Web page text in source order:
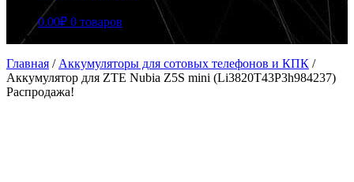
0.00₽ 0 товаров
Главная / Аккумуляторы для сотовых телефонов и КПК /
Аккумулятор для ZTE Nubia Z5S mini (Li3820T43P3h984237)
Распродажа!